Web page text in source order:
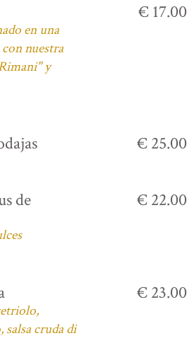
en una
nuestra
y
€ 17.00
€ 25.00
de € 22.00
cruda di
€ 23.00